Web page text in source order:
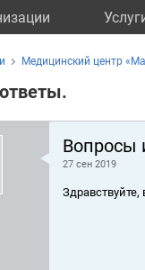
Медицинский центр
Вопросы
27 сен 2019